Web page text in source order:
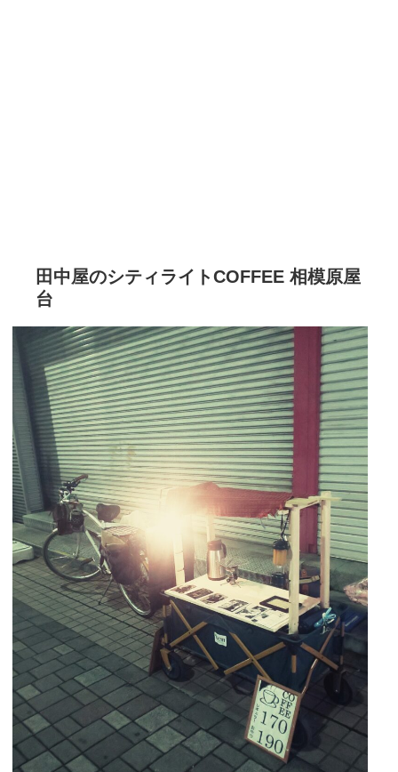
田中屋のシティライトCOFFEE 相模原屋
台